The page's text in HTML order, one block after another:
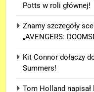
Potts w roli głównej!
Znamy szczegóły
„AVENGERS:
Kit Connor dołączy
Summers!
Tom Holland napisał